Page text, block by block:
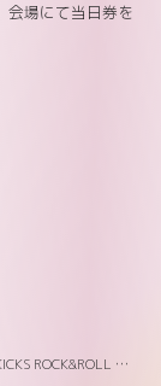
会場にて当日券を
福岡・振替公演】当日券情報